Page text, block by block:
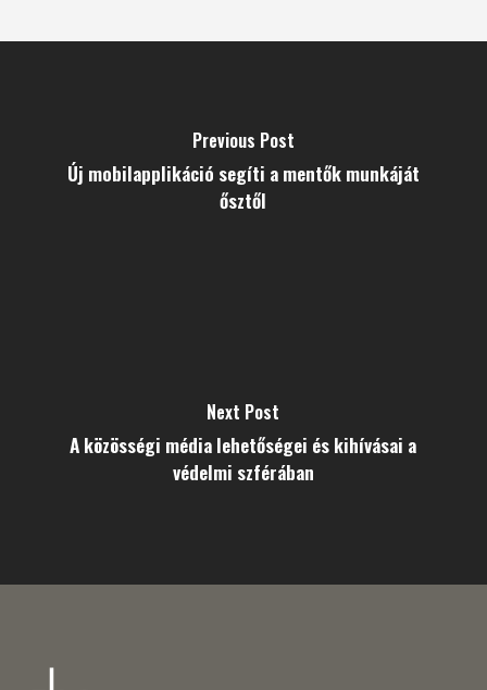
Previous Post
Új mobilapplikáció segíti a mentők munkáját
ősztől
Next Post
A közösségi média lehetőségei és kihívásai a
védelmi szférában